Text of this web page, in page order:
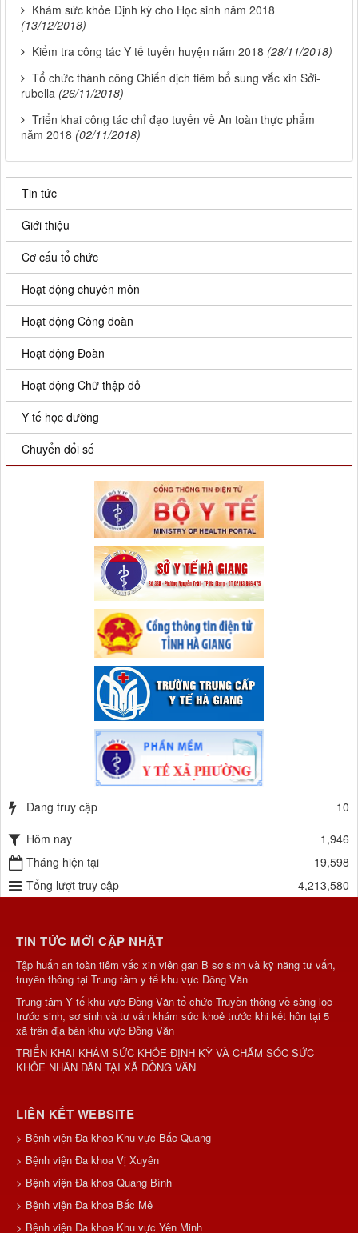
Khám sức khỏe Định kỳ cho Học sinh năm 2018
(13/12/2018)
Kiểm tra công tác Y tế tuyến huyện năm 2018 (28/11/2018)
Tổ chức thành công Chiến dịch tiêm bổ sung vắc xin Sởi-
rubella (26/11/2018)
Triển khai công tác chỉ đạo tuyến về An toàn thực phẩm
năm 2018 (02/11/2018)
Tin tức
Giới thiệu
Cơ cấu tổ chức
Hoạt động chuyên môn
Hoạt động Công đoàn
Hoạt động Đoàn
Hoạt động Chữ thập đỏ
Y tế học đường
Chuyển đổi số
Đang truy cập
10
Hôm nay
1,946
Tháng hiện tại
19,598
Tổng lượt truy cập
4,213,580
TIN TỨC MỚI CẬP NHẬT
Tập huấn an toàn tiêm vắc xin viên gan B sơ sinh và kỹ năng tư vấn,
truyền thông tại Trung tâm y tế khu vực Đồng Văn
Trung tâm Y tế khu vực Đồng Văn tổ chức Truyền thông về sàng lọc
trước sinh, sơ sinh và tư vấn khám sức khoẻ trước khi kết hôn tại 5
xã trên địa bàn khu vực Đồng Văn
TRIỂN KHAI KHÁM SỨC KHỎE ĐỊNH KỲ VÀ CHĂM SÓC SỨC
KHỎE NHÂN DÂN TẠI XÃ ĐỒNG VĂN
LIÊN KẾT WEBSITE
> Bệnh viện Đa khoa Khu vực Bắc Quang
> Bệnh viện Đa khoa Vị Xuyên
> Bệnh viện Đa khoa Quang Bình
> Bệnh viện Đa khoa Bắc Mê
> Bệnh viện Đa khoa Khu vực Yên Minh